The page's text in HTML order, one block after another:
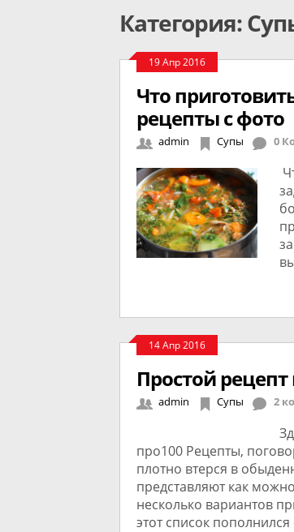
Категория:
19 Апр 2016
Что
рецепты с фото
admin Супы 0
14 Апр 2016
Простой рецепт
admin Супы 2
про100 Рецепты,
плотно втерся в
представляют как
несколько вариантов
этот список